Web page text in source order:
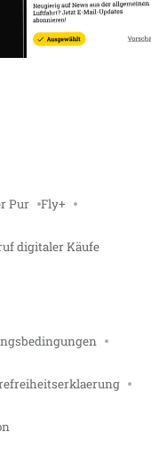
Pur Fly+
digitaler Käufe